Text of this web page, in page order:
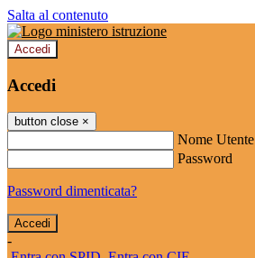
Salta al contenuto
Accedi
Accedi
button close ×
Nome Utente
Password
Password dimenticata?
-